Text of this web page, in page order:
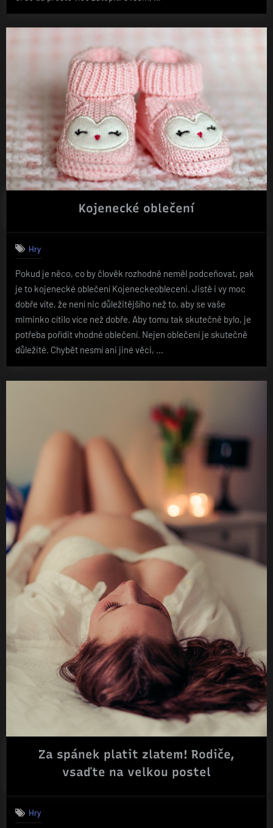
Kojenecké oblečení
Hry
Pokud je něco, co by člověk rozhodně neměl podceňovat, pak
je to kojenecké oblečení Kojeneckeobleceni. Jistě i vy moc
dobře víte, že není nic důležitějšího než to, aby se vaše
miminko cítilo více než dobře. Aby tomu tak skutečně bylo, je
potřeba pořídit vhodné oblečení. Nejen oblečení je skutečně
důležité. Chybět nesmí ani jiné věci, …
Za spánek platit zlatem! Rodiče,
vsaďte na velkou postel
Hry